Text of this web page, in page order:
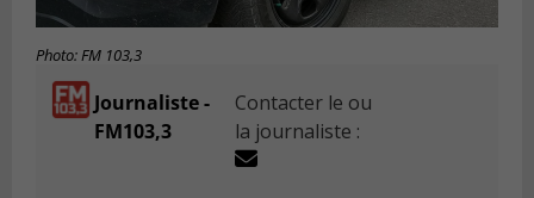
Photo: FM 103,3
Journaliste -
FM103,3
Contacter le ou
la journaliste :